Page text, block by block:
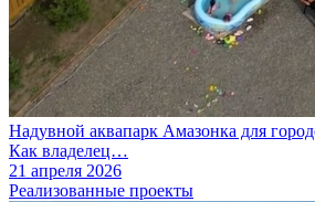
Надувной аквапарк Амазонка для
Как владелец…
21 апреля 2026
Реализованные проекты